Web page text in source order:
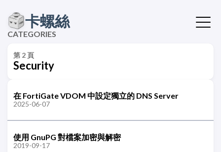
卡螺絲
CATEGORIES
第 2 頁
Security
在 FortiGate VDOM 中設定獨立的 DNS Server
2025-06-07
使用 GnuPG 對檔案加密與解密
2019-09-17